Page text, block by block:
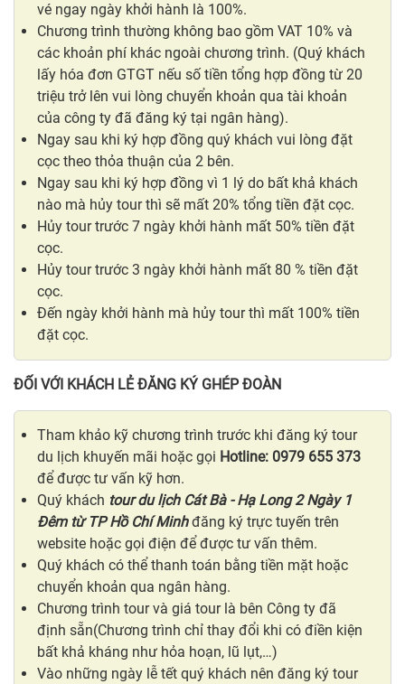
vé ngay ngày khởi hành là 100%.
Chương trình thường không bao gồm VAT 10% và
các khoản phí khác ngoài chương trình. (Quý khách
lấy hóa đơn GTGT nếu số tiền tổng hợp đồng từ 20
triệu trở lên vui lòng chuyển khoản qua tài khoản
của công ty đã đăng ký tại ngân hàng).
Ngay sau khi ký hợp đồng quý khách vui lòng đặt
cọc theo thỏa thuận của 2 bên.
Ngay sau khi ký hợp đồng vì 1 lý do bất khả khách
nào mà hủy tour thì sẽ mất 20% tổng tiền đặt cọc.
Hủy tour trước 7 ngày khởi hành mất 50% tiền đặt
cọc.
Hủy tour trước 3 ngày khởi hành mất 80 % tiền đặt
cọc.
Đến ngày khởi hành mà hủy tour thì mất 100% tiền
đặt cọc.
ĐỐI VỚI KHÁCH LẺ ĐĂNG KÝ GHÉP ĐOÀN
Tham khảo kỹ chương trình trước khi đăng ký tour
du lịch khuyến mãi hoặc gọi Hotline: 0979 655 373
để được tư vấn kỹ hơn.
Quý khách tour du lịch Cát Bà - Hạ Long 2 Ngày 1
Đêm từ TP Hồ Chí Minhđăng ký trực tuyến trên
website hoặc gọi điện để được tư vấn thêm.
Quý khách có thể thanh toán bằng tiền mặt hoặc
chuyển khoản qua ngân hàng.
Chương trình tour và giá tour là bên Công ty đã
định sẵn(Chương trình chỉ thay đổi khi có điền kiện
bất khả kháng như hỏa hoạn, lũ lụt,…)
Vào những ngày lễ tết quý khách nên đăng ký tour